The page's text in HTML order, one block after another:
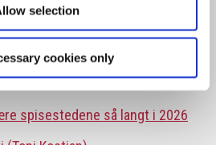
selection
cookies only
sommermenyer
spisestedene så langt i 2026